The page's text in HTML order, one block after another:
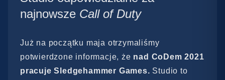
najnowsze Call of Duty
Już na początku maja otrzymaliśmy
potwierdzone informacje, że nad CoDem 2021
pracuje Sledgehammer Games. Studio to